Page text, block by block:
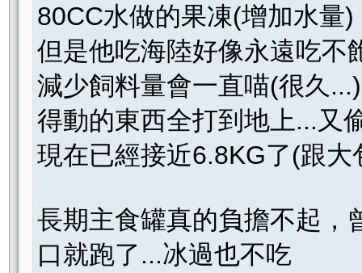
80CC水做的果凍(增加水量)
但是他吃海陸好像永遠吃不
減少飼料量會一直喵(很久
得動的東西全打到地上...又
現在已經接近6.8KG了(跟大
長期主食罐真的負擔不起，
口就跑了...冰過也不吃